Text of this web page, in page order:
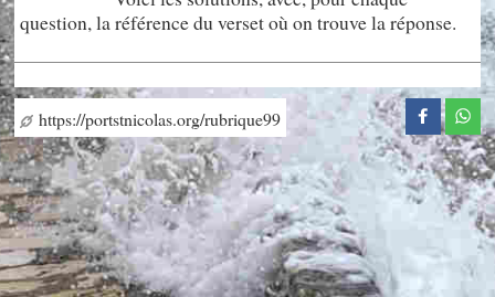
question, la référence du verset où on trouve la réponse.
https://portstnicolas.org/rubrique99